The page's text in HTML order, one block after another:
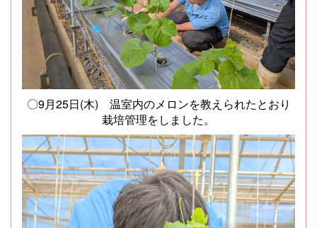
〇9月25日(木) 温室内のメロンを教えられたとおり
栽培管理をしました。